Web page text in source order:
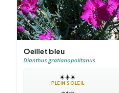
Oeillet bleu
Dianthus gratianopolitanus
☀️☀️☀️
PLEIN SOLEIL